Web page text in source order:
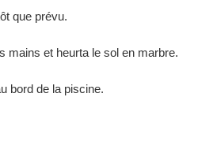
que prévu.
mains et heurta le sol en marbre.
bord de la piscine.